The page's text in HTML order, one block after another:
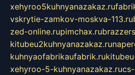
xehyroo5kuhnyanazakaz.ru
vskrytie-zamkov-moskva-113.ru
zed-online.rupimchax.ru
kitubeu2kuhnyanazakaz.ru
kuhnyaofabrikaufabrik.ru
xehyroo-5-kuhnyanazakaz.ru